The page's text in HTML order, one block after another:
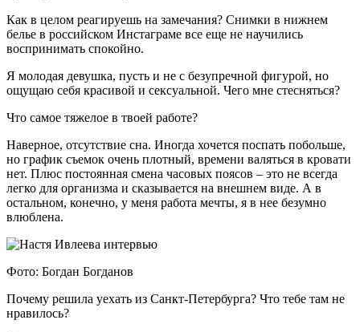
Как в целом реагируешь на замечания? Снимки в нижнем
белье в российском Инстаграме все еще не научились
воспринимать спокойно.
Я молодая девушка, пусть и не с безупречной фигурой, но
ощущаю себя красивой и сексуальной. Чего мне стесняться?
Что самое тяжелое в твоей работе?
Наверное, отсутствие сна. Иногда хочется поспать побольше,
но график съемок очень плотный, времени валяться в кровати
нет. Плюс постоянная смена часовых поясов – это не всегда
легко для организма и сказывается на внешнем виде. А в
остальном, конечно, у меня работа мечты, я в нее безумно
влюблена.
Фото: Богдан Богданов
Почему решила уехать из Санкт-Петербурга? Что тебе там не
нравилось?